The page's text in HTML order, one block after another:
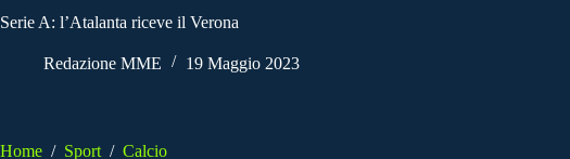
Serie A: l’Atalanta riceve il Verona
Redazione MME 19 Maggio 2023
Home / Sport / Calcio